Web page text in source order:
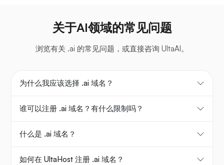
关于AI领域的常见问题
浏览有关 .ai 的常见问题，或直接咨询 UltaAI。
为什么我应该选择 .ai 域名？
谁可以注册 .ai 域名？有什么限制吗？
什么是 .ai 域名？
如何在 UltaHost 注册 .ai 域名？